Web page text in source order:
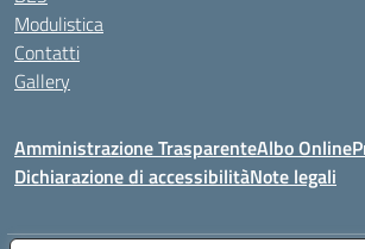
Modulistica
Contatti
Gallery
Amministrazione TrasparenteAlbo Online
Dichiarazione di accessibilitàNote legali